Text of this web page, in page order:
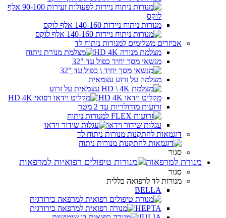
מנורות ניתוח ניידות 140-160 אלף לוקס
אביזרים משלימים למנורות ניתוח לד
מצלמת מנורה HD 4K
מנשאי מסך יחיד כפול עד "32
מצלמה על זרוע עצמאית
מקליט וידאו HD 4K
זרועות מודולריות עד 2 מטר
עגלות שידור וידאו
דוגמאות להתקנות מנורות ניתוח לד
סגור
מנורת למרפאות
סגור
מנורות לד לרפואה כללית
BELLA
HEPTA